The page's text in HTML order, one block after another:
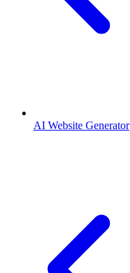
AI Website Generator